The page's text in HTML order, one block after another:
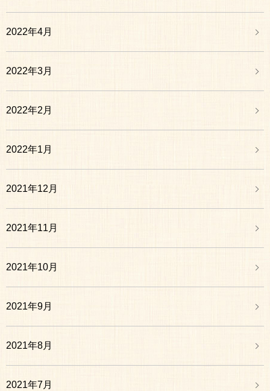
2022年4月
2022年3月
2022年2月
2022年1月
2021年12月
2021年11月
2021年10月
2021年9月
2021年8月
2021年7月